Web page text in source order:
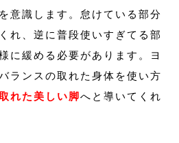
意識します。怠けている部分
くれ、逆に普段使いすぎてる部
に緩める必要があります。ヨ
ランスの取れた身体を使い方
れた美しい脚へと導いてくれ